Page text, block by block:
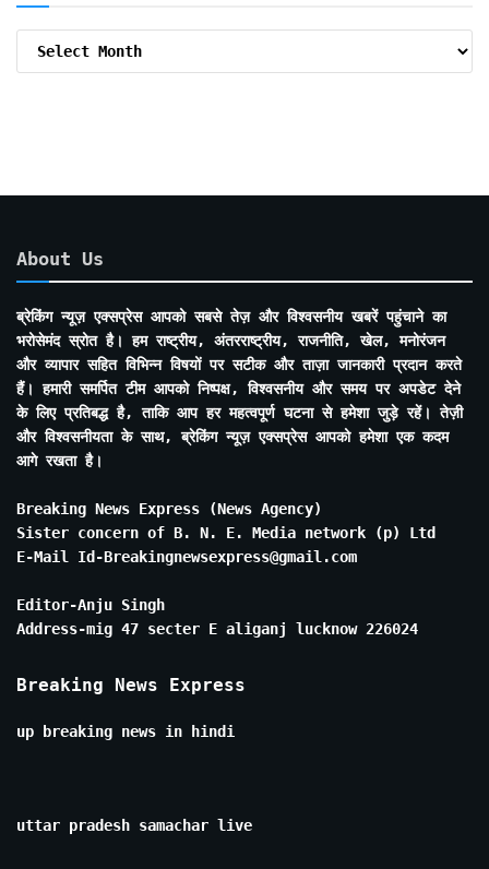
About Us
ब्रेकिंग न्यूज़ एक्सप्रेस आपको सबसे तेज़ और विश्वसनीय खबरें पहुंचाने का
भरोसेमंद स्रोत है। हम राष्ट्रीय, अंतरराष्ट्रीय, राजनीति, खेल, मनोरंजन
और व्यापार सहित विभिन्न विषयों पर सटीक और ताज़ा जानकारी प्रदान करते
हैं। हमारी समर्पित टीम आपको निष्पक्ष, विश्वसनीय और समय पर अपडेट देने
के लिए प्रतिबद्ध है, ताकि आप हर महत्वपूर्ण घटना से हमेशा जुड़े रहें। तेज़ी
और विश्वसनीयता के साथ, ब्रेकिंग न्यूज़ एक्सप्रेस आपको हमेशा एक कदम
आगे रखता है।
Breaking News Express (News Agency)
Sister concern of B. N. E. Media network (p) Ltd
E-Mail Id-Breakingnewsexpress@gmail.com
Editor-Anju Singh
Address-mig 47 secter E aliganj lucknow 226024
Breaking News Express
up breaking news in hindi
uttar pradesh samachar live